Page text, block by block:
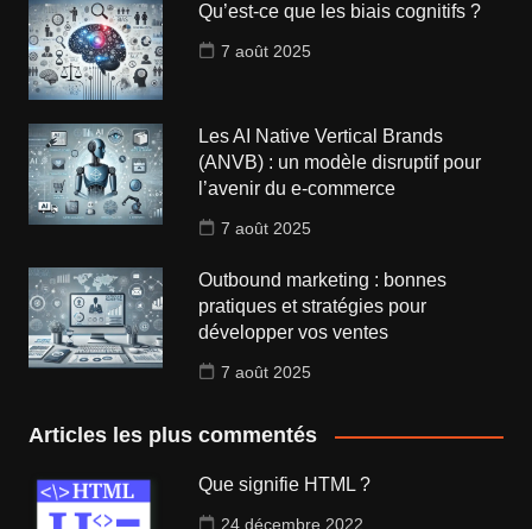
Qu’est-ce que les biais cognitifs ?
7 août 2025
Les AI Native Vertical Brands
(ANVB) : un modèle disruptif pour
l’avenir du e-commerce
7 août 2025
Outbound marketing : bonnes
pratiques et stratégies pour
développer vos ventes
7 août 2025
Articles les plus commentés
Que signifie HTML ?
24 décembre 2022